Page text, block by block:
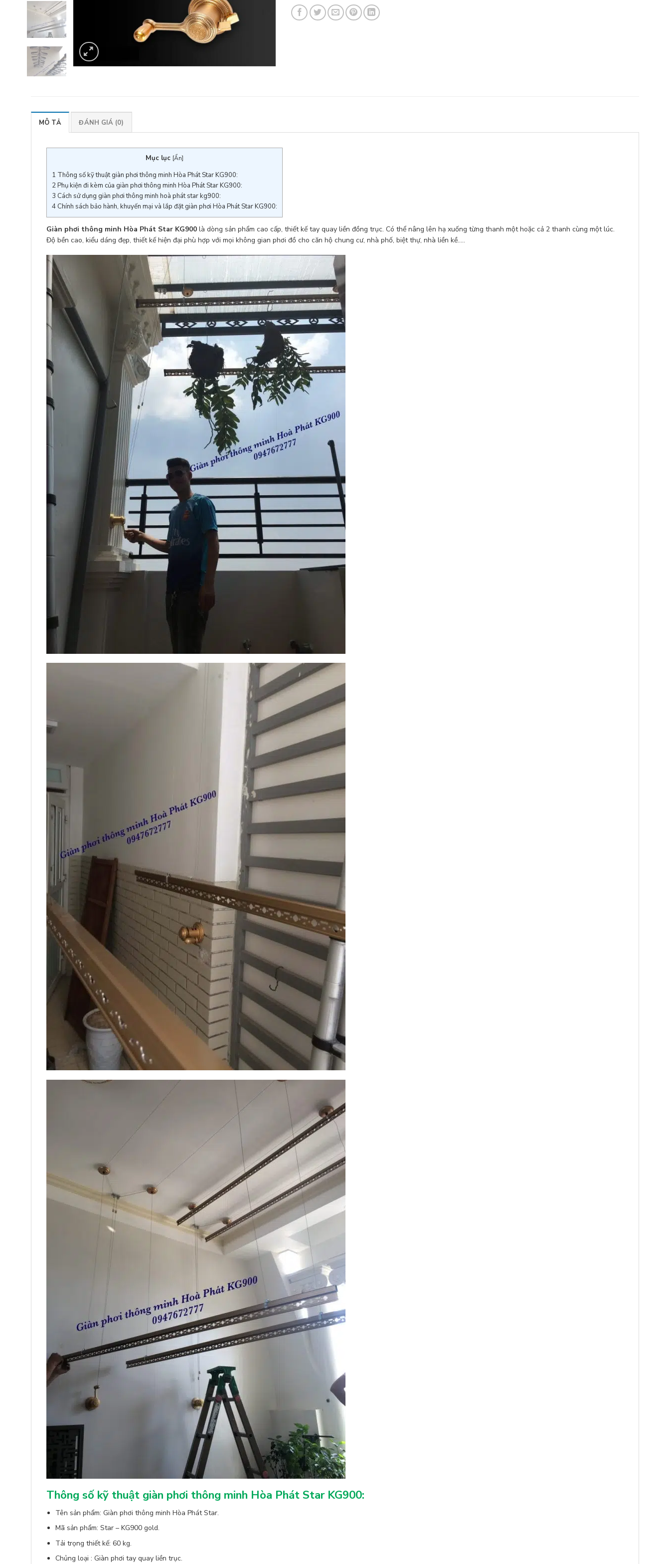
MÔ TẢ ĐÁNH GIÁ (0)
Mục lục [Ẩn]
1 Thông số kỹ thuật giàn phơi thông minh Hòa Phát Star KG900:
2Phụ kiện đi kèm của giàn phơi thông minh Hòa Phát Star KG900:
3 Cách sử dụng giàn phơi thông minh hoà phát star kg900:
4 Chính sách bảo hành, khuyến mại và lắp đặt giàn phơi Hòa Phát Star KG900:
Giàn phơi thông minh Hòa Phát Star KG900 là dòng sản phẩm cao cấp, thiết kế tay quay liền đồng trục. Có thể nâng lên hạ xuống từng thanh một hoặc cả 2 thanh cùng một lúc.
Độ bền cao, kiểu dáng đẹp, thiết kế hiện đại phù hợp với mọi không gian phơi đồ cho căn hộ chung cư, nhà phố, biệt thự, nhà liền kề…..
Thông số kỹ thuật giàn phơi thông minh Hòa Phát Star KG900:
Tên sản phẩm: Giàn phơi thông minh Hòa Phát Star.
Mã sản phẩm: Star – KG900 gold.
Tải trọng thiết kế: 60 kg.
Chủng loại : Giàn phơi tay quay liền trục.